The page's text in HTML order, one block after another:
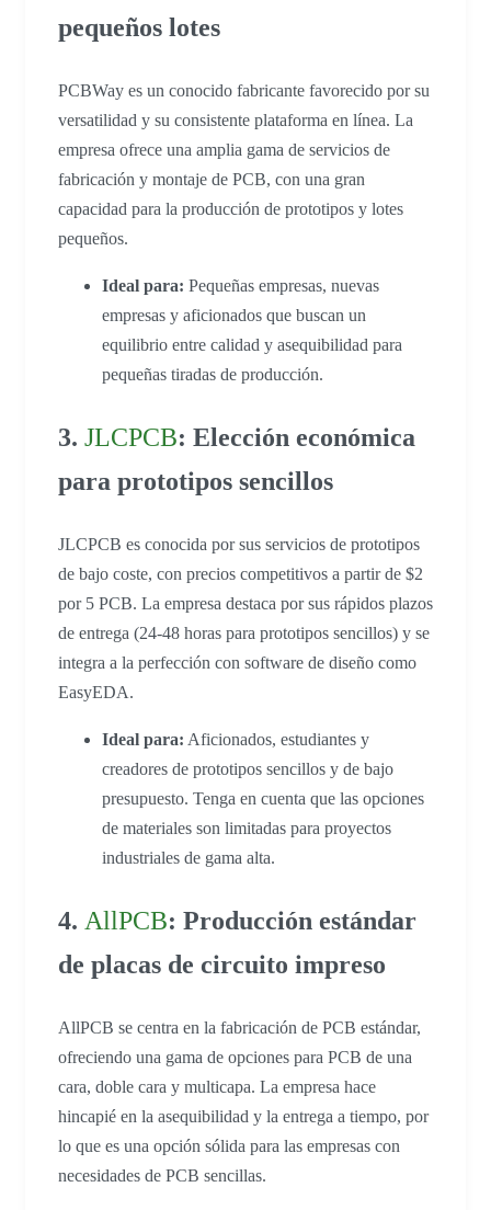
pequeños lotes
PCBWay es un conocido fabricante favorecido por su
versatilidad y su consistente plataforma en línea. La
empresa ofrece una amplia gama de servicios de
fabricación y montaje de PCB, con una gran
capacidad para la producción de prototipos y lotes
pequeños.
Ideal para: Pequeñas empresas, nuevas
empresas y aficionados que buscan un
equilibrio entre calidad y asequibilidad para
pequeñas tiradas de producción.
3. JLCPCB: Elección económica
para prototipos sencillos
JLCPCB es conocida por sus servicios de prototipos
de bajo coste, con precios competitivos a partir de $2
por 5 PCB. La empresa destaca por sus rápidos plazos
de entrega (24-48 horas para prototipos sencillos) y se
integra a la perfección con software de diseño como
EasyEDA.
Ideal para: Aficionados, estudiantes y
creadores de prototipos sencillos y de bajo
presupuesto. Tenga en cuenta que las opciones
de materiales son limitadas para proyectos
industriales de gama alta.
4. AllPCB: Producción estándar
de placas de circuito impreso
AllPCB se centra en la fabricación de PCB estándar,
ofreciendo una gama de opciones para PCB de una
cara, doble cara y multicapa. La empresa hace
hincapié en la asequibilidad y la entrega a tiempo, por
lo que es una opción sólida para las empresas con
necesidades de PCB sencillas.